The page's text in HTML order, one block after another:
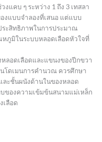
แคบ ๆ ระหว่าง 1 ถึง 3 เทสลา
งแบบจำลองที่เสนอ แต่แบบ
ระสิทธิภาพในการประมาณ
หภูมิในระบบหลอดเลือดหัวใจที่
ลอดเลือดและแขนงของปีกขวา
โดเมนการคำนวณ ควรศึกษา
ละชั้นผนังด้านในของหลอด
บของความเข้มข้นสนามแม่เหล็ก
เลือด